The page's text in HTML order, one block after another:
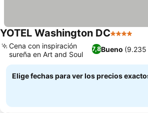
YOTEL Washington DC4 Estrellas
7,8Bueno (9.235
Cena con inspiración
sureña en Art and Soul
Elige fechas para ver los precios